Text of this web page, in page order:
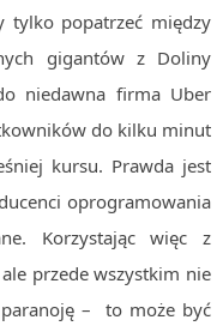
tylko popatrzeć między
gigantów z Doliny
niedawna firma Uber
do kilku minut
kursu. Prawda jest
oprogramowania
Korzystając więc z
przede wszystkim nie
– to może być